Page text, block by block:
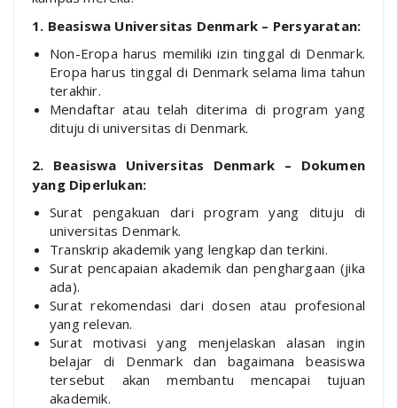
1. Beasiswa Universitas Denmark – Persyaratan:
Non-Eropa harus memiliki izin tinggal di Denmark.
Eropa harus tinggal di Denmark selama lima tahun
terakhir.
Mendaftar atau telah diterima di program yang
dituju di universitas di Denmark.
2. Beasiswa Universitas Denmark – Dokumen
yang Diperlukan:
Surat pengakuan dari program yang dituju di
universitas Denmark.
Transkrip akademik yang lengkap dan terkini.
Surat pencapaian akademik dan penghargaan (jika
ada).
Surat rekomendasi dari dosen atau profesional
yang relevan.
Surat motivasi yang menjelaskan alasan ingin
belajar di Denmark dan bagaimana beasiswa
tersebut akan membantu mencapai tujuan
akademik.